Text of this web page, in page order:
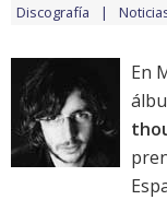
Discografía
En